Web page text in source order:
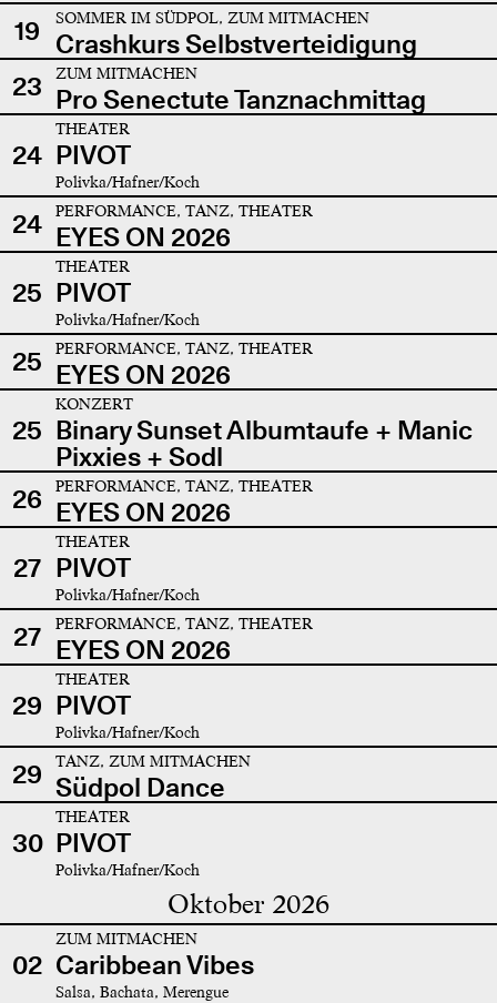
19 SOMMER IM SÜDPOL, ZUM MITMACHEN
Crashkurs Selbstverteidigung
23
ZUM MITMACHEN
Pro Senectute Tanznachmittag
24
THEATER
PIVOT
Polivka/Hafner/Koch
24 PERFORMANCE, TANZ, THEATER
EYES ON 2026
25
THEATER
PIVOT
Polivka/Hafner/Koch
25 PERFORMANCE, TANZ, THEATER
EYES ON 2026
25
KONZERT
Binary Sunset Albumtaufe + Manic
Pixxies + Sodl
26
PERFORMANCE, TANZ, THEATER
EYES ON 2026
27
THEATER
PIVOT
Polivka/Hafner/Koch
27 PERFORMANCE, TANZ, THEATER
EYES ON 2026
29
THEATER
PIVOT
Polivka/Hafner/Koch
29 TANZ, ZUM MITMACHEN
Südpol Dance
30
THEATER
PIVOT
Polivka/Hafner/Koch
Oktober 2026
02
ZUM MITMACHEN
Caribbean Vibes
Salsa, Bachata, Merengue